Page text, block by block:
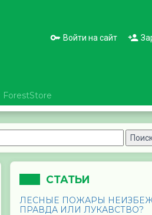
Войти на сайт
ForestStore
СТАТЬИ
ЛЕСНЫЕ ПОЖАРЫ
ПРАВДА ИЛИ ЛУКАВСТВО?